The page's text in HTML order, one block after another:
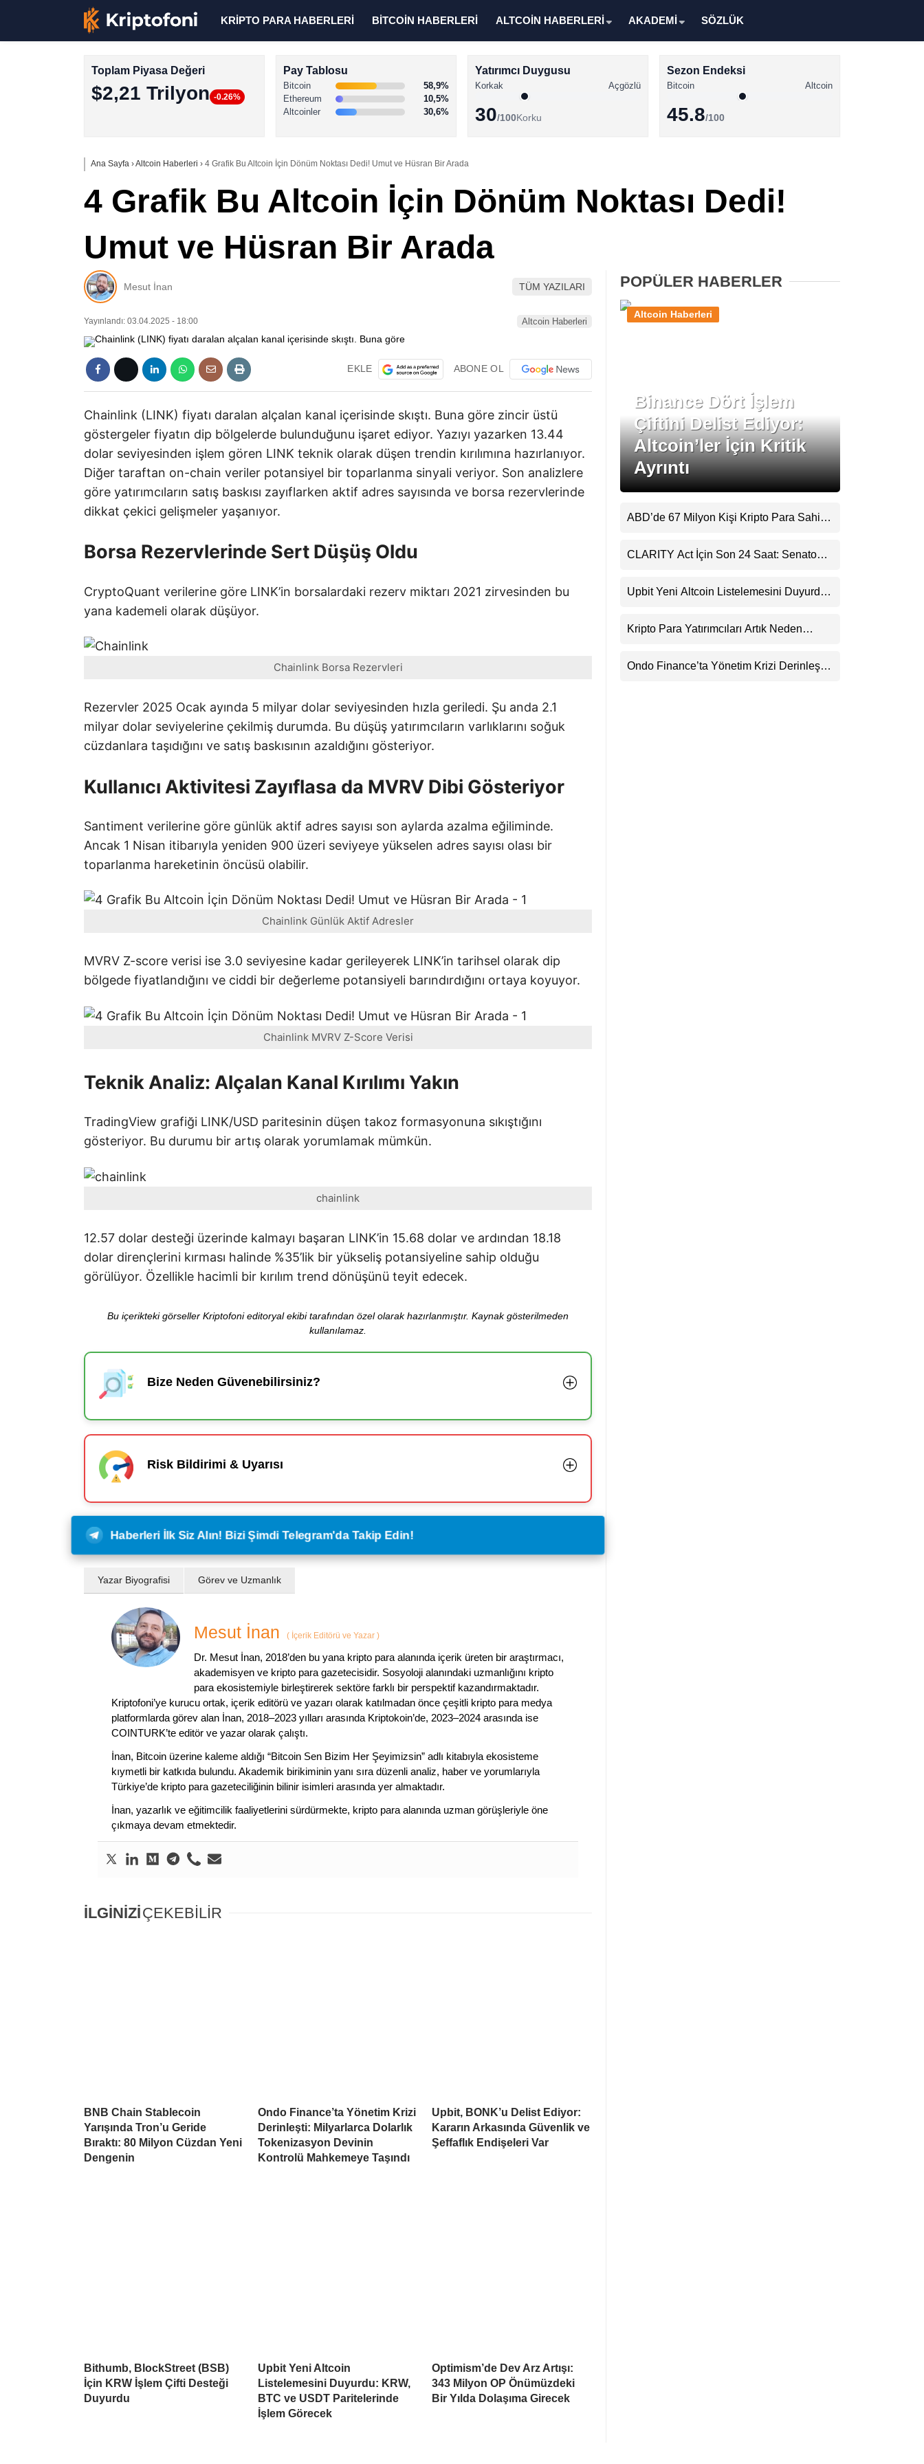
Altcoin Haberleri
XRP Haberleri
Telegram
KRİPTO PARA HABERLERİ BİTCOİN HABERLERİ ALTCOİN HABERLERİ AKADEMİ SÖZLÜK
Toplam Piyasa Değeri
$2,21 Trilyon -0.26%
Pay Tablosu
Bitcoin
58,9%
Ethereum
10,5%
Altcoinler
30,6%
Yatırımcı Duygusu
Korkak Açgözlü
30/100Korku
Sezon Endeksi
Bitcoin Altcoin
45.8/100
Ana Sayfa ›Altcoin Haberleri › 4 Grafik Bu Altcoin İçin Dönüm Noktası Dedi! Umut ve Hüsran Bir Arada
4 Grafik Bu Altcoin İçin Dönüm Noktası Dedi!
Umut ve Hüsran Bir Arada
Mesut İnan TÜM YAZILARI
Yayınlandı: 03.04.2025 - 18:00 Altcoin Haberleri
EKLE ABONE OL
Chainlink (LINK) fiyatı daralan alçalan kanal içerisinde skıştı. Buna göre zincir üstü
göstergeler fiyatın dip bölgelerde bulunduğunu işaret ediyor. Yazıyı yazarken 13.44
dolar seviyesinden işlem gören LINK teknik olarak düşen trendin kırılımına hazırlanıyor.
Diğer taraftan on-chain veriler potansiyel bir toparlanma sinyali veriyor. Son analizlere
göre yatırımcıların satış baskısı zayıflarken aktif adres sayısında ve borsa rezervlerinde
dikkat çekici gelişmeler yaşanıyor.
Borsa Rezervlerinde Sert Düşüş Oldu
CryptoQuant verilerine göre LINK’in borsalardaki rezerv miktarı 2021 zirvesinden bu
yana kademeli olarak düşüyor.
Chainlink Borsa Rezervleri
Rezervler 2025 Ocak ayında 5 milyar dolar seviyesinden hızla geriledi. Şu anda 2.1
milyar dolar seviyelerine çekilmiş durumda. Bu düşüş yatırımcıların varlıklarını soğuk
cüzdanlara taşıdığını ve satış baskısının azaldığını gösteriyor.
Kullanıcı Aktivitesi Zayıflasa da MVRV Dibi Gösteriyor
Santiment verilerine göre günlük aktif adres sayısı son aylarda azalma eğiliminde.
Ancak 1 Nisan itibarıyla yeniden 900 üzeri seviyeye yükselen adres sayısı olası bir
toparlanma hareketinin öncüsü olabilir.
Chainlink Günlük Aktif Adresler
MVRV Z-score verisi ise 3.0 seviyesine kadar gerileyerek LINK’in tarihsel olarak dip
bölgede fiyatlandığını ve ciddi bir değerleme potansiyeli barındırdığını ortaya koyuyor.
Chainlink MVRV Z-Score Verisi
Teknik Analiz: Alçalan Kanal Kırılımı Yakın
TradingView grafiği LINK/USD paritesinin düşen takoz formasyonuna sıkıştığını
gösteriyor. Bu durumu bir artış olarak yorumlamak mümkün.
chainlink
12.57 dolar desteği üzerinde kalmayı başaran LINK’in 15.68 dolar ve ardından 18.18
dolar dirençlerini kırması halinde %35’lik bir yükseliş potansiyeline sahip olduğu
görülüyor. Özellikle hacimli bir kırılım trend dönüşünü teyit edecek.
Bu içerikteki görseller Kriptofoni editoryal ekibi tarafından özel olarak hazırlanmıştır. Kaynak gösterilmeden
kullanılamaz.
Bize Neden Güvenebilirsiniz?
Risk Bildirimi & Uyarısı
Haberleri İlk Siz Alın! Bizi Şimdi Telegram'da Takip Edin!
Yazar Biyografisi Görev ve Uzmanlık
Mesut İnan ( İçerik Editörü ve Yazar )
Dr. Mesut İnan, 2018’den bu yana kripto para alanında içerik üreten bir araştırmacı,
akademisyen ve kripto para gazetecisidir. Sosyoloji alanındaki uzmanlığını kripto
para ekosistemiyle birleştirerek sektöre farklı bir perspektif kazandırmaktadır.
Kriptofoni’ye kurucu ortak, içerik editörü ve yazarı olarak katılmadan önce çeşitli kripto para medya
platformlarda görev alan İnan, 2018–2023 yılları arasında Kriptokoin’de, 2023–2024 arasında ise
COINTURK’te editör ve yazar olarak çalıştı.
İnan, Bitcoin üzerine kaleme aldığı “Bitcoin Sen Bizim Her Şeyimizsin” adlı kitabıyla ekosisteme
kıymetli bir katkıda bulundu. Akademik birikiminin yanı sıra düzenli analiz, haber ve yorumlarıyla
Türkiye’de kripto para gazeteciliğinin bilinir isimleri arasında yer almaktadır.
İnan, yazarlık ve eğitimcilik faaliyetlerini sürdürmekte, kripto para alanında uzman görüşleriyle öne
çıkmaya devam etmektedir.
İLGİNİZİÇEKEBİLİR
BNB Chain Stablecoin
Yarışında Tron’u Geride
Bıraktı: 80 Milyon Cüzdan Yeni
Dengenin
Ondo Finance’ta Yönetim Krizi
Derinleşti: Milyarlarca Dolarlık
Tokenizasyon Devinin
Kontrolü Mahkemeye Taşındı
Upbit, BONK’u Delist Ediyor:
Kararın Arkasında Güvenlik ve
Şeffaflık Endişeleri Var
Bithumb, BlockStreet (BSB)
İçin KRW İşlem Çifti Desteği
Duyurdu
Upbit Yeni Altcoin
Listelemesini Duyurdu: KRW,
BTC ve USDT Paritelerinde
İşlem Görecek
Optimism’de Dev Arz Artışı:
343 Milyon OP Önümüzdeki
Bir Yılda Dolaşıma Girecek
POPÜLER HABERLER
Binance Dört İşlem
Çiftini Delist Ediyor:
Altcoin’ler İçin Kritik
Ayrıntı
Altcoin Haberleri
ABD’de 67 Milyon Kişi Kripto Para Sahibi:
CLARITY Act İçin Son 24 Saat: Senato
Beklentisini Bozabilir
Upbit Yeni Altcoin Listelemesini Duyurdu:
Görecek
Kripto Para Yatırımcıları Artık Neden
Ondo Finance’ta Yönetim Krizi Derinleşti: